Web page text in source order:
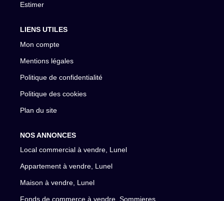
Estimer
LIENS UTILES
Mon compte
Mentions légales
Politique de confidentialité
Politique des cookies
Plan du site
NOS ANNONCES
Local commercial à vendre, Lunel
Appartement à vendre, Lunel
Maison à vendre, Lunel
Fonds de commerce à vendre, Sommieres